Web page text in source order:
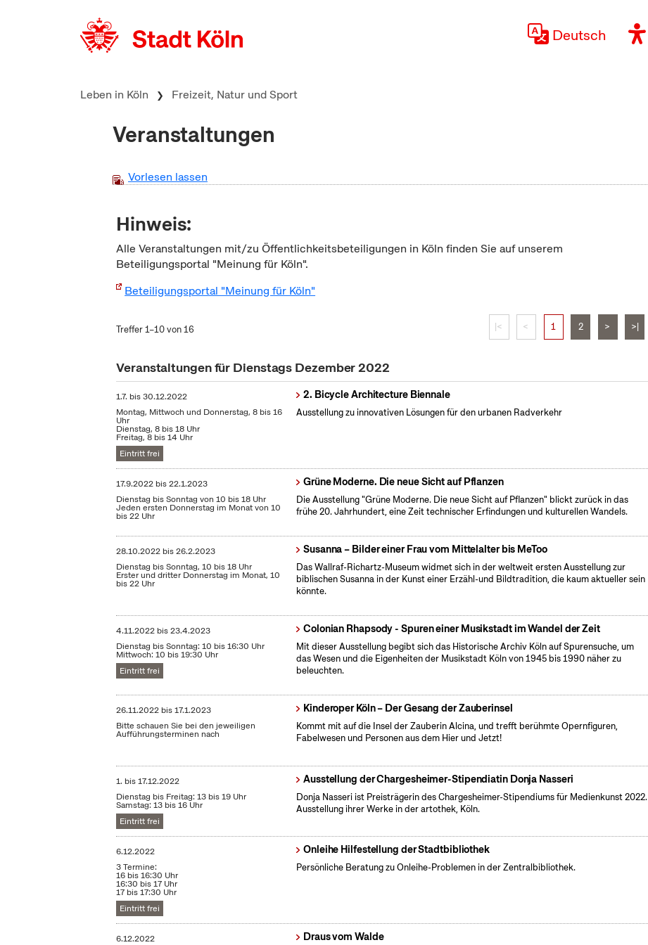
Deutsch
Leben in Köln Freizeit, Natur und Sport
Veranstaltungen
Vorlesen lassen
Hinweis:
Alle Veranstaltungen mit/zu Öffentlichkeitsbeteiligungen in Köln finden Sie auf unserem
Beteiligungsportal "Meinung für Köln".
Beteiligungsportal "Meinung für Köln"
Treffer 1–10 von 16 |< < 1 2 > >|
Veranstaltungen für Dienstags Dezember 2022
1.7. bis30.12.2022
Montag, Mittwoch und Donnerstag, 8 bis 16
Uhr
Dienstag, 8 bis 18 Uhr
Freitag, 8 bis 14 Uhr
Eintritt frei
2. Bicycle Architecture Biennale
Ausstellung zu innovativen Lösungen für den urbanen Radverkehr
17.9.2022 bis22.1.2023
Dienstag bis Sonntag von 10 bis 18 Uhr
Jeden ersten Donnerstag im Monat von 10
bis 22 Uhr
Grüne Moderne. Die neue Sicht auf Pflanzen
Die Ausstellung "Grüne Moderne. Die neue Sicht auf Pflanzen" blickt zurück in das
frühe 20. Jahrhundert, eine Zeit technischer Erfindungen und kulturellen Wandels.
28.10.2022 bis26.2.2023
Dienstag bis Sonntag, 10 bis 18 Uhr
Erster und dritter Donnerstag im Monat, 10
bis 22 Uhr
Susanna – Bilder einer Frau vom Mittelalter bis MeToo
Das Wallraf-Richartz-Museum widmet sich in der weltweit ersten Ausstellung zur
biblischen Susanna in der Kunst einer Erzähl-und Bildtradition, die kaum aktueller sein
könnte.
4.11.2022 bis23.4.2023
Dienstag bis Sonntag: 10 bis 16:30 Uhr
Mittwoch: 10 bis 19:30 Uhr
Eintritt frei
Colonian Rhapsody - Spuren einer Musikstadt im Wandel der Zeit
Mit dieser Ausstellung begibt sich das Historische Archiv Köln auf Spurensuche, um
das Wesen und die Eigenheiten der Musikstadt Köln von 1945 bis 1990 näher zu
beleuchten.
26.11.2022 bis17.1.2023
Bitte schauen Sie bei den jeweiligen
Aufführungsterminen nach
Kinderoper Köln – Der Gesang der Zauberinsel
Kommt mit auf die Insel der Zauberin Alcina, und trefft berühmte Opernfiguren,
Fabelwesen und Personen aus dem Hier und Jetzt!
1. bis17.12.2022
Dienstag bis Freitag: 13 bis 19 Uhr
Samstag: 13 bis 16 Uhr
Eintritt frei
Ausstellung der Chargesheimer-Stipendiatin Donja Nasseri
Donja Nasseri ist Preisträgerin des Chargesheimer-Stipendiums für Medienkunst 2022.
Ausstellung ihrer Werke in der artothek, Köln.
6.12.2022
3 Termine:
16 bis 16:30 Uhr
16:30 bis 17 Uhr
17 bis 17:30 Uhr
Eintritt frei
Onleihe Hilfestellung der Stadtbibliothek
Persönliche Beratung zu Onleihe-Problemen in der Zentralbibliothek.
6.12.2022 Draus vom Walde